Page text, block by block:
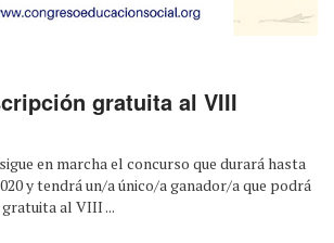
gratuita al VIII
en marcha el concurso que durará hasta
y tendrá un/a único/a ganador/a que podrá
al VIII ...